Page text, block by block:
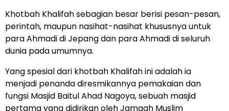
Khotbah Khalifah sebagian besar berisi pesan-pesan,
perintah, maupun nasihat-nasihat khususnya untuk
para Ahmadi di Jepang dan para Ahmadi di seluruh
dunia pada umumnya.
Yang spesial dari khotbah Khalifah ini adalah ia
menjadi penanda diresmikannya pemakaian dan
fungsi Masjid Baitul Ahad Nagoya, sebuah masjid
pertama yang didirikan oleh Jamaah Muslim